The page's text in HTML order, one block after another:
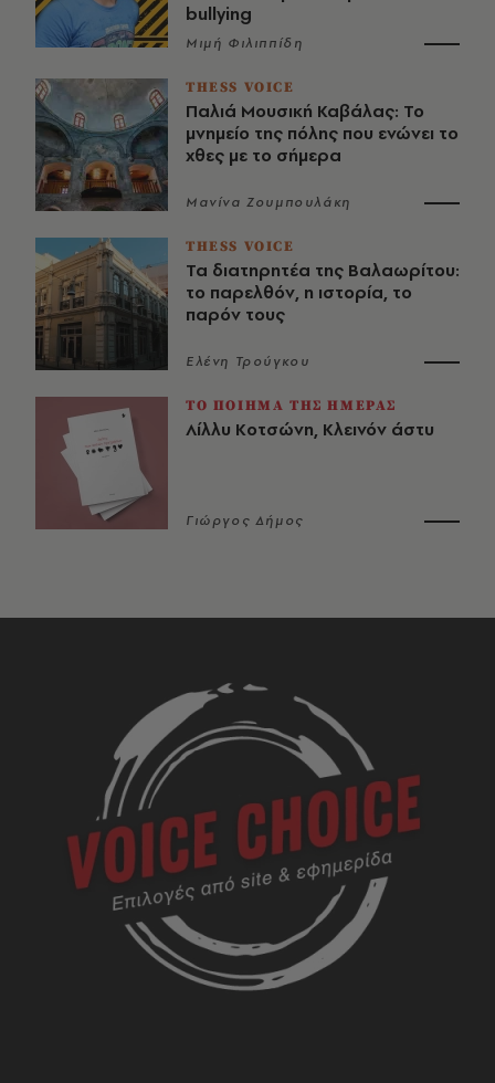
bullying
Μιμή Φιλιππίδη
THESS VOICE
Παλιά Μουσική Καβάλας: Το
μνημείο της πόλης που ενώνει το
χθες με το σήμερα
Μανίνα Ζουμπουλάκη
THESS VOICE
Τα διατηρητέα της Βαλαωρίτου:
το παρελθόν, η ιστορία, το
παρόν τους
Ελένη Τρούγκου
ΤΟ ΠΟΙΗΜΑ ΤΗΣ ΗΜΕΡΑΣ
Λίλλυ Κοτσώνη, Κλεινόν άστυ
Γιώργος Δήμος